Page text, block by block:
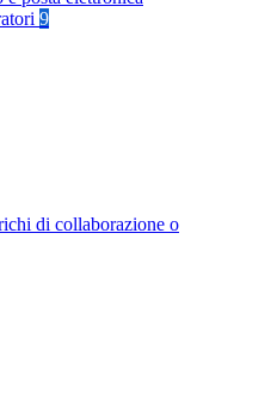
9
di collaborazione o